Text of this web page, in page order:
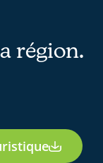
région.